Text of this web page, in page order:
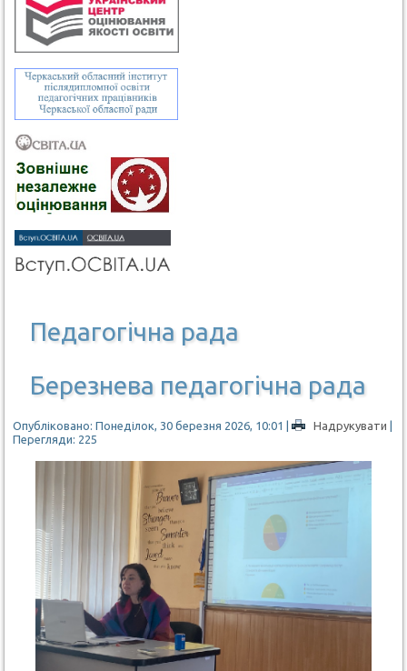
Педагогічна рада
Березнева педагогічна рада
Опубліковано: Понеділок, 30 березня 2026, 10:01 | Надрукувати |
Перегляди: 225